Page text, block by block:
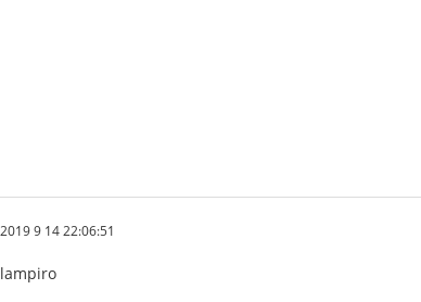
2019 9 14 22:06:51
lampiro